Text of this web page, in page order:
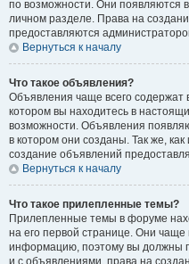
по возможности. Они появляются
личном разделе. Права на
предоставляются
Вернуться к началу
Что такое объявления?
Объявления чаще всего
котором вы находитесь в
возможности. Объявления
в котором они созданы. Так же,
создание объявлений
Вернуться к началу
Что такое прилепленные темы?
Прилепленные темы в форуме
на его первой странице. Они чаще
информацию, поэтому вы должны
и с объявлениями, права на